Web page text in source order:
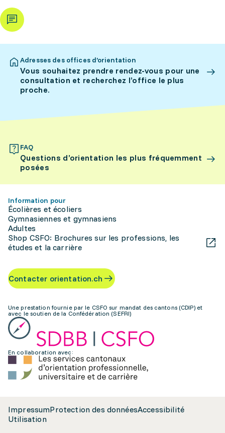
Adresses des offices d’orientation
Vous souhaitez prendre rendez-vous pour une
consultation et recherchez l’office le plus
proche.
FAQ
Questions d’orientation les plus fréquemment
posées
Information pour
Écolières et écoliers
Gymnasiennes et gymnasiens
Adultes
Shop CSFO: Brochures sur les professions, les
études et la carrière
Contacter orientation.ch
Une prestation fournie par le CSFO sur mandat des cantons (CDIP) et
avec le soutien de la Confédération (SEFRI)
En collaboration avec:
ImpressumProtection des donnéesAccessibilité
Utilisation